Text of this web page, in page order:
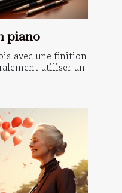
piano
avec une finition
utiliser un